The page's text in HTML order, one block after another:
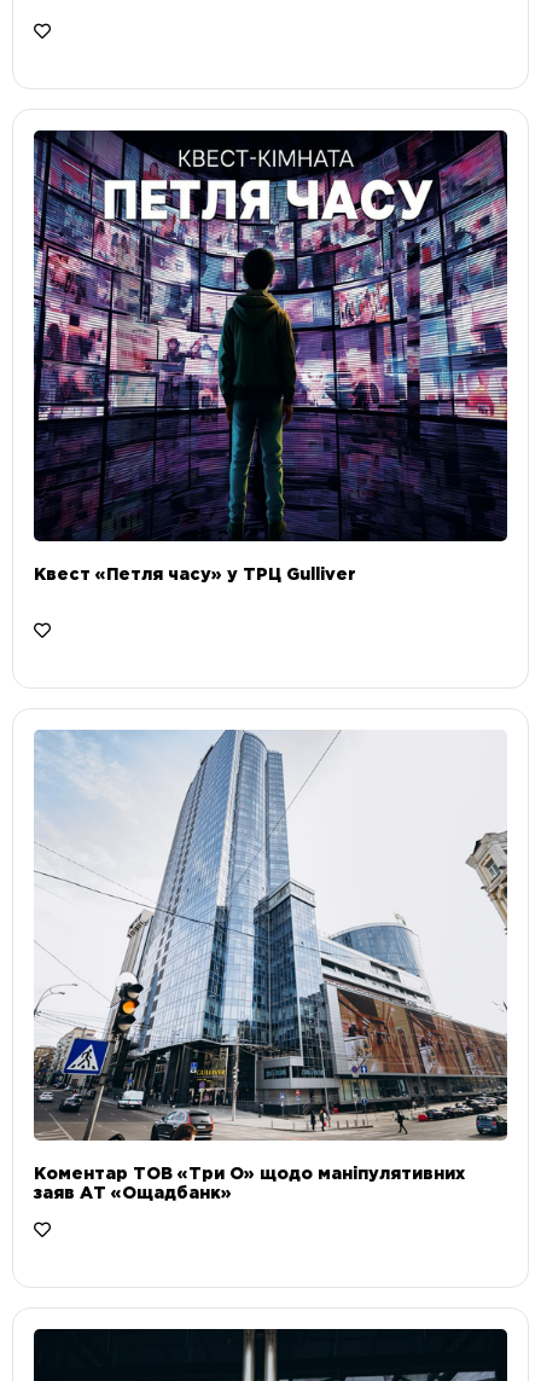
Квест «Петля часу» у ТРЦ Gulliver
Коментар ТОВ «Три О» щодо маніпулятивних
заяв АТ «Ощадбанк»